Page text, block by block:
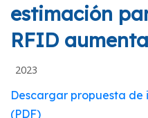
estimación
RFID
2023
Descargar propuesta
(PDF)